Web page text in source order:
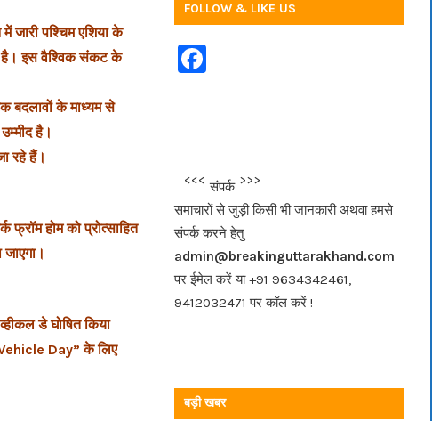
जारी पश्चिम एशिया के
है। इस वैश्विक संकट के
बदलावों के माध्यम से
है।
रहे हैं।
फ्रॉम होम को प्रोत्साहित
डे घोषित किया
Vehicle Day” के लिए
FOLLOW & LIKE US
F
b
o
o
k
<<<संपर्क>>>
समाचारों से जुड़ी किसी भी जानकारी अथवा हमसे
संपर्क करने हेतु
admin@breakinguttarakhand.com
पर ईमेल करें या +91 9634342461,
9412032471 पर कॉल करें !
बड़ी खबर